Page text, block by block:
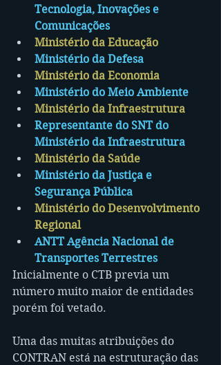
Tecnologia, Inovações e
Comunicações
Ministério da Educação
Ministério da Defesa
Ministério da Economia
Ministério do Meio Ambiente
Ministério da Infraestrutura
Representante do SNT do
Ministério da Infraestrutura
Ministério da Saúde
Ministério da Justiça e
Segurança Pública
Ministério do Desenvolvimento
Regional
ANTT Agência Nacional de
Transportes Terrestres
Inicialmente o CTB previa um
número muito maior de entidades
porém foi vetado.
Uma das muitas atribuições do
CONTRAN está na estruturação das